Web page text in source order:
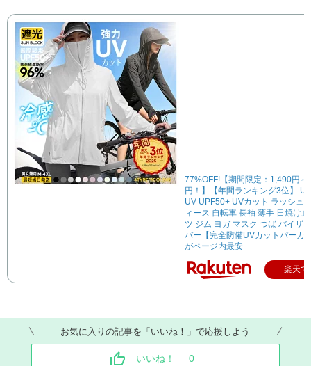
77%OFF!【期間限定：1,490円～
円！】【年間ランキング3位】
UV UPF50+ UVカット ラッシュ
ィース 自転車 長袖 薄手 日焼け
ツ ジム ヨガ マスク つば バイザ
バー【完全防備UVカットパーカ
がページ内最安
楽天で
お気に入りの記事を「いいね！」で応援しよう
いいね！ 0